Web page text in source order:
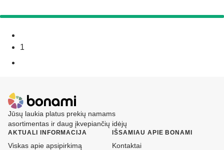
1
Jūsų laukia platus prekių namams
asortimentas ir daug įkvepiančių idėjų
AKTUALI INFORMACIJA
Viskas apie apsipirkimą
IŠSAMIAU APIE BONAMI
Kontaktai